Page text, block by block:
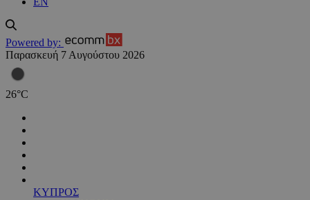
Powered by:
Παρασκευή 7 Αυγούστου 2026
26°C
ΚΥΠΡΟΣ